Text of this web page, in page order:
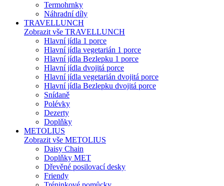
Termohrnky
Náhradní díly
TRAVELLUNCH
Zobrazit vše TRAVELLUNCH
Hlavní jídla 1 porce
Hlavní jídla vegetarián 1 porce
Hlavní jídla Bezlepku 1 porce
Hlavní jídla dvojitá porce
Hlavní jídla vegetarián dvojitá porce
Hlavní jídla Bezlepku dvojitá porce
Snídaně
Polévky
Dezerty
Doplňky
METOLIUS
Zobrazit vše METOLIUS
Daisy Chain
Doplňky MET
Dřevěné posilovací desky
Friendy